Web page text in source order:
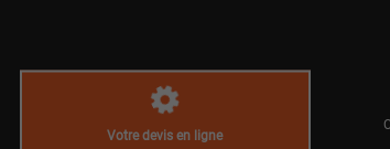
Votre devis en ligne